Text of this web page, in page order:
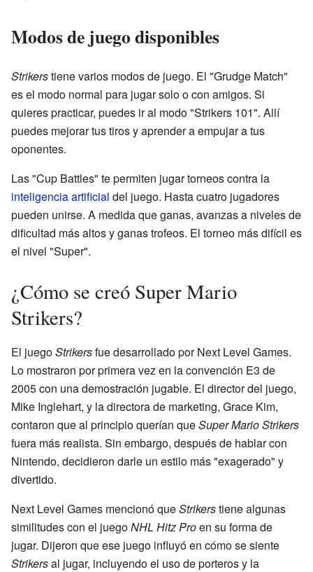
Modos de juego disponibles
Strikerstiene varios modos de juego. El "Grudge Match"
es el modo normal para jugar solo o con amigos. Si
quieres practicar, puedes ir al modo "Strikers 101". Allí
puedes mejorar tus tiros y aprender a empujar a tus
oponentes.
Las "Cup Battles" te permiten jugar torneos contra la
inteligencia artificial del juego. Hasta cuatro jugadores
pueden unirse. A medida que ganas, avanzas a niveles de
dificultad más altos y ganas trofeos. El torneo más difícil es
el nivel "Super".
¿Cómo se creó Super Mario
Strikers?
El juegoStrikersfue desarrollado por Next Level Games.
Lo mostraron por primera vez en la convención E3 de
2005 con una demostración jugable. El director del juego,
Mike Inglehart, y la directora de marketing, Grace Kim,
contaron que al principio querían queSuper Mario Strikers
fuera más realista. Sin embargo, después de hablar con
Nintendo, decidieron darle un estilo más "exagerado" y
divertido.
Next Level Games mencionó queStrikerstiene algunas
similitudes con el juegoNHL Hitz Proen su forma de
jugar. Dijeron que ese juego influyó en cómo se siente
Strikersal jugar, incluyendo el uso de porteros y la